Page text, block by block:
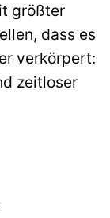
größter
dass es
verkörpert:
zeitloser